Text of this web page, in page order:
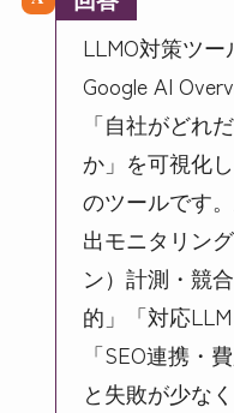
LLMO対策ツー
Google AI
「自社がどれ
か」を可視化
のツールです
出モニタリン
ン）計測・競
的」「対応
「SEO連携・
と失敗が少な